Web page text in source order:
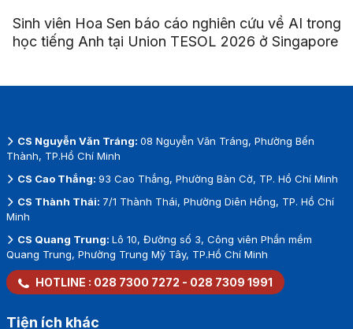
Sinh viên Hoa Sen báo cáo nghiên cứu về AI trong
học tiếng Anh tại Union TESOL 2026 ở Singapore
CS Nguyễn Văn Tráng: 08 Nguyễn Văn Tráng, Phường Bến
Thành, TP.Hồ Chí Minh
CS Cao Thắng: 93 Cao Thắng, Phường Bàn Cờ, TP. Hồ Chí Minh
CS Thành Thái: 7/1 Thành Thái, Phường Diên Hồng, TP. Hồ Chí
Minh
CS Quang Trung: Lô 10, Đường số 3, Công viên Phần mềm
Quang Trung, Phường Trung Mỹ Tây, TP.Hồ Chí Minh
HOTLINE : 028 7300 7272 - 028 7309 1991
Tiện ích khác